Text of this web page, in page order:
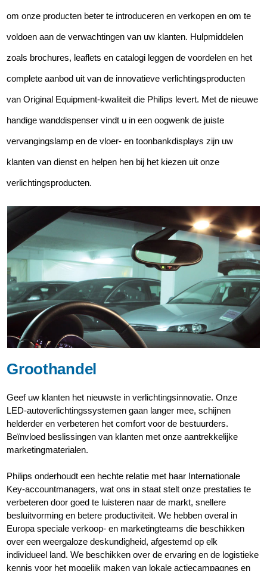
om onze producten beter te introduceren en verkopen en om te
voldoen aan de verwachtingen van uw klanten. Hulpmiddelen
zoals brochures, leaflets en catalogi leggen de voordelen en het
complete aanbod uit van de innovatieve verlichtingsproducten
van Original Equipment-kwaliteit die Philips levert. Met de nieuwe
handige wanddispenser vindt u in een oogwenk de juiste
vervangingslamp en de vloer- en toonbankdisplays zijn uw
klanten van dienst en helpen hen bij het kiezen uit onze
verlichtingsproducten.
Groothandel
Geef uw klanten het nieuwste in verlichtingsinnovatie. Onze
LED-autoverlichtingssystemen gaan langer mee, schijnen
helderder en verbeteren het comfort voor de bestuurders.
Beïnvloed beslissingen van klanten met onze aantrekkelijke
marketingmaterialen.
Philips onderhoudt een hechte relatie met haar Internationale
Key-accountmanagers, wat ons in staat stelt onze prestaties te
verbeteren door goed te luisteren naar de markt, snellere
besluitvorming en betere productiviteit. We hebben overal in
Europa speciale verkoop- en marketingteams die beschikken
over een weergaloze deskundigheid, afgestemd op elk
individueel land. We beschikken over de ervaring en de logistieke
kennis voor het mogelijk maken van lokale actiecampagnes en